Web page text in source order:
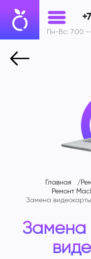
Пн-Вс: 7:00
Главная
Ремонт
Замена
Замена